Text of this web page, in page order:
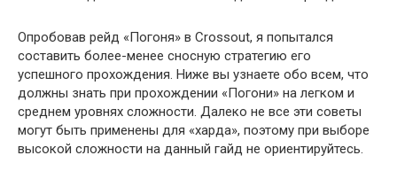
Опробовав рейд «Погоня» в Crossout, я попытался
составить более-менее сносную стратегию его
успешного прохождения. Ниже вы узнаете обо всем, что
должны знать при прохождении «Погони» на легком и
среднем уровнях сложности. Далеко не все эти советы
могут быть применены для «харда», поэтому при выборе
высокой сложности на данный гайд не ориентируйтесь.